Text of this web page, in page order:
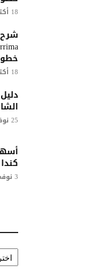
18 أكتوبر، 2018
18 أكتوبر، 2018
25 نوفمبر، 2020
كندا في
3 نوفمبر، 2020